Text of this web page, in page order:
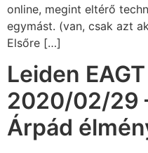
online, megint eltérő
egymást. (van, csak azt
Elsőre […]
Leiden
2020/02/29
Árpád